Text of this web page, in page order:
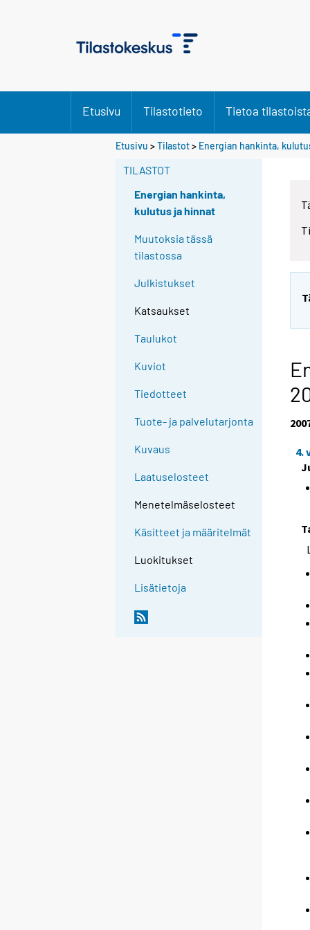
Etusivu Tilastotieto Tietoa
Etusivu >Tilastot> Energian hankinta,
TILASTOT
Energian hankinta,
kulutus ja hinnat
Muutoksia tässä
tilastossa
Julkistukset
Katsaukset
Taulukot
Kuviot
Tiedotteet
Tuote- ja palvelutarjonta
Kuvaus
Laatuselosteet
Menetelmäselosteet
Käsitteet ja määritelmät
Luokitukset
Lisätietoja
4.